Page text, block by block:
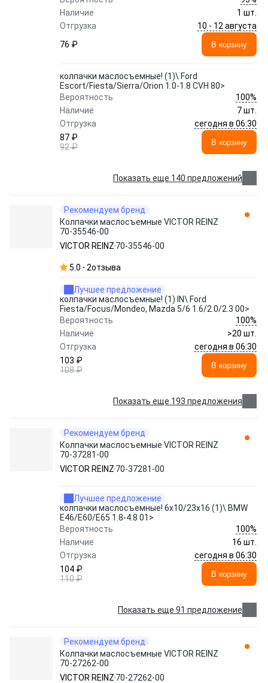
Наличие
1 шт.
Отгрузка
10 - 12 августа
76 ₽
В корзину
колпачки маслосъемные! (1)\ Ford
Escort/Fiesta/Sierra/Orion 1.0-1.8 CVH 80>
Вероятность
100%
Наличие
7 шт.
Отгрузка
сегодня в 06:30
87 ₽
92 ₽
В корзину
Показать еще 140 предложений
Рекомендуем бренд
Колпачки маслосъемные VICTOR REINZ
70-35546-00
VICTOR REINZ 70-35546-00
5.0 2отзыва
Лучшее предложение
колпачки маслосъемные! (1) IN\ Ford
Fiesta/Focus/Mondeo, Mazda 5/6 1.6/2.0/2.3 00>
Вероятность
100%
Наличие
>20 шт.
Отгрузка
сегодня в 06:30
103 ₽
108 ₽
В корзину
Показать еще 193 предложения
Рекомендуем бренд
Колпачки маслосъемные VICTOR REINZ
70-37281-00
VICTOR REINZ 70-37281-00
Лучшее предложение
колпачки маслосъемные! 6x10/23x16 (1)\ BMW
E46/E60/E65 1.8-4.8 01>
Вероятность
100%
Наличие
16 шт.
Отгрузка
сегодня в 06:30
104 ₽
110 ₽
В корзину
Показать еще 91 предложение
Рекомендуем бренд
Колпачки маслосъемные VICTOR REINZ
70-27262-00
VICTOR REINZ 70-27262-00